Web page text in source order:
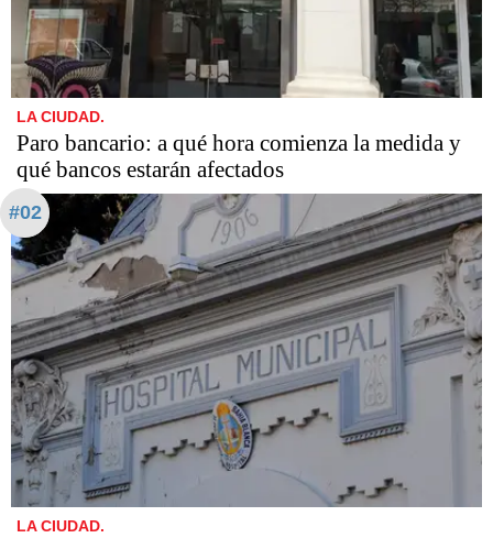
LA CIUDAD.
Paro bancario: a qué hora comienza la medida y
qué bancos estarán afectados
#02
LA CIUDAD.